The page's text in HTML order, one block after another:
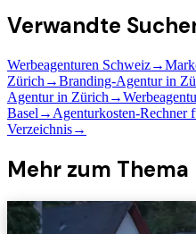
Verwandte
Werbeagenturen Schweiz→
Zürich →Branding-Agentur in
Agentur in Zürich →
Basel → Agenturkosten-Rechner
Verzeichnis→
Mehr zum Thema